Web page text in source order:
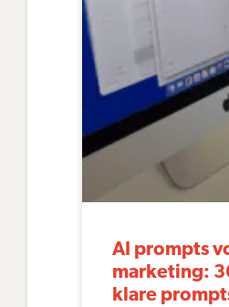
AI prompts
marketing:
klare